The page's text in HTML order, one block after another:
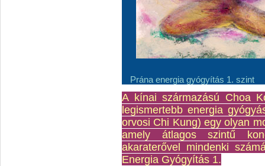
Prána energia gyógyítás 1. szint
A kínai származású Choa
legismertebb energia
orvosi Chi Kung) egy olyan
amely átlagos szintű
akaraterővel mindenki
Energia Gyógyítás 1.